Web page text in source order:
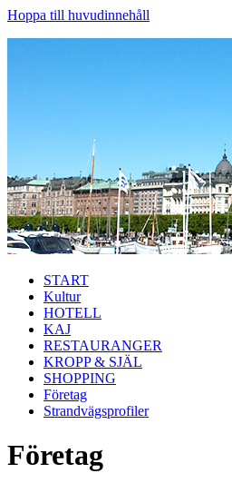
Hoppa till huvudinnehåll
START
Kultur
HOTELL
KAJ
RESTAURANGER
KROPP & SJÄL
SHOPPING
Företag
Strandvägsprofiler
Företag